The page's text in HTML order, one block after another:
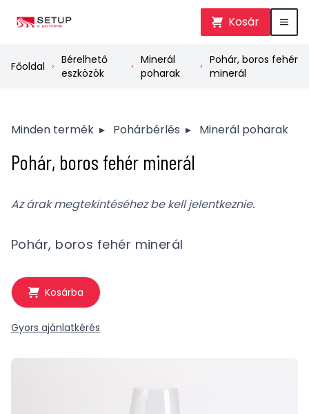
Kosár
Főoldal
Bérelhető
eszközök
Minerál
poharak
Pohár, boros fehér
minerál
Minden termék ▸ Pohárbérlés ▸ Minerál poharak
Pohár, boros fehér minerál
Az árak megtekintéséhez be kell jelentkeznie.
Pohár, boros fehér minerál
Kosárba
Gyors ajánlatkérés